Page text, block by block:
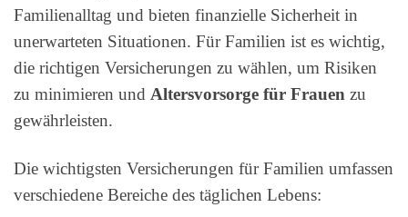
Familienalltag und bieten finanzielle Sicherheit in
unerwarteten Situationen. Für Familien ist es wichtig,
die richtigen Versicherungen zu wählen, um Risiken
zu minimieren und Altersvorsorge für Frauen zu
gewährleisten.
Die wichtigsten Versicherungen für Familien umfassen
verschiedene Bereiche des täglichen Lebens: